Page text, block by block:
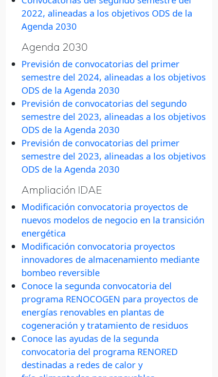
2022, alineadas a los objetivos ODS de la
Agenda 2030
Agenda 2030
Previsión de convocatorias del primer
semestre del 2024, alineadas a los objetivos
ODS de la Agenda 2030
Previsión de convocatorias del segundo
semestre del 2023, alineadas a los objetivos
ODS de la Agenda 2030
Previsión de convocatorias del primer
semestre del 2023, alineadas a los objetivos
ODS de la Agenda 2030
Ampliación IDAE
Modificación convocatoria proyectos de
nuevos modelos de negocio en la transición
energética
Modificación convocatoria proyectos
innovadores de almacenamiento mediante
bombeo reversible
Conoce la segunda convocatoria del
programa RENOCOGEN para proyectos de
energías renovables en plantas de
cogeneración y tratamiento de residuos
Conoce las ayudas de la segunda
convocatoria del programa RENORED
destinadas a redes de calor y